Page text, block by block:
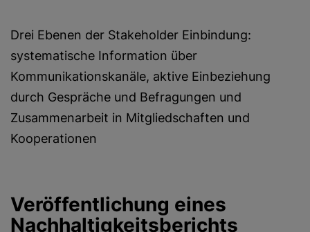
Drei Ebenen der Stakeholder Einbindung:
systematische Information über
Kommunikationskanäle, aktive Einbeziehung
durch Gespräche und Befragungen und
Zusammenarbeit in Mitgliedschaften und
Kooperationen
Veröffentlichung eines
Nachhaltigkeitsberichts